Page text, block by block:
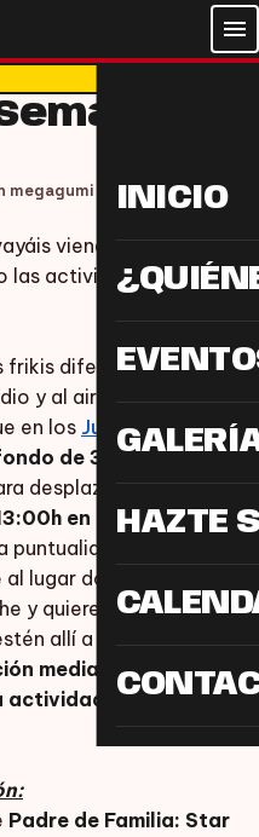
menu
INICIO
HAZTE
megagumi
viendo lo que os
actividades que habrá
frikis diferentes, con
y al aire libre (si el
en los Juegos de Agua
de 3 €, pero la
desplazarnos al lugar de
en la puerta de la
puntualidad porque hay
lugar donde vamos a
y quiere
ayudar al
allí a las
mediante mail o en la
Tenéis de
Padre de Familia: Star